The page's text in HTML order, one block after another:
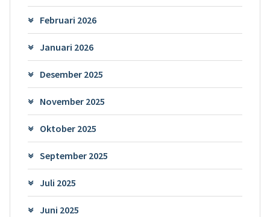
Februari 2026
Januari 2026
Desember 2025
November 2025
Oktober 2025
September 2025
Juli 2025
Juni 2025